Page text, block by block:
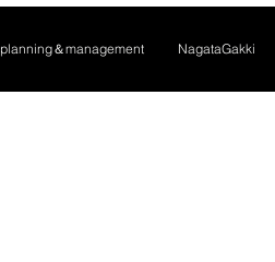
planning＆management NagataGakki